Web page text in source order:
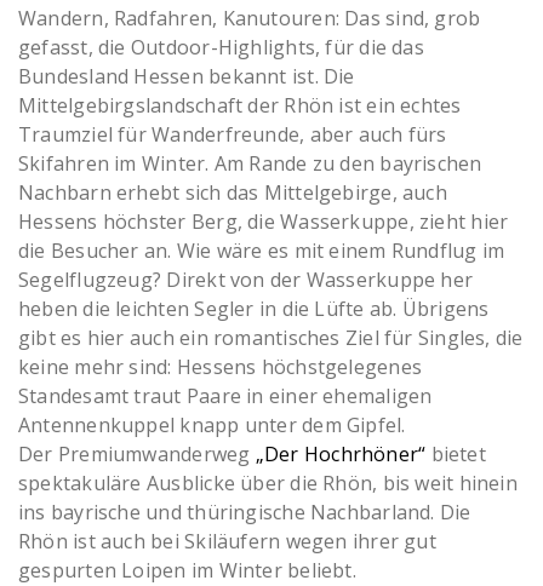
Wandern, Radfahren, Kanutouren: Das sind, grob
gefasst, die Outdoor-Highlights, für die das
Bundesland Hessen bekannt ist. Die
Mittelgebirgslandschaft der Rhön ist ein echtes
Traumziel für Wanderfreunde, aber auch fürs
Skifahren im Winter. Am Rande zu den bayrischen
Nachbarn erhebt sich das Mittelgebirge, auch
Hessens höchster Berg, die Wasserkuppe, zieht hier
die Besucher an. Wie wäre es mit einem Rundflug im
Segelflugzeug? Direkt von der Wasserkuppe her
heben die leichten Segler in die Lüfte ab. Übrigens
gibt es hier auch ein romantisches Ziel für Singles, die
keine mehr sind: Hessens höchstgelegenes
Standesamt traut Paare in einer ehemaligen
Antennenkuppel knapp unter dem Gipfel.
Der Premiumwanderweg „Der Hochrhöner“ bietet
spektakuläre Ausblicke über die Rhön, bis weit hinein
ins bayrische und thüringische Nachbarland. Die
Rhön ist auch bei Skiläufern wegen ihrer gut
gespurten Loipen im Winter beliebt.